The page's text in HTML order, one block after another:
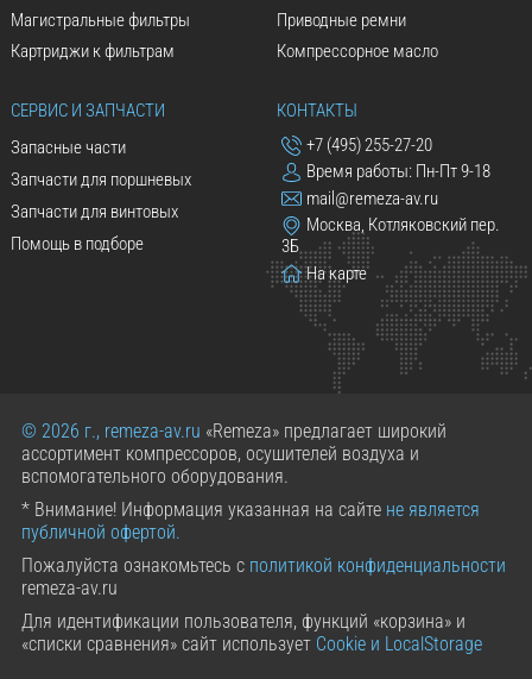
Магистральные фильтры
Картриджи к фильтрам
Приводные ремни
Компрессорное масло
СЕРВИС И ЗАПЧАСТИ
Запасные части
Запчасти для поршневых
Запчасти для винтовых
Помощь в подборе
КОНТАКТЫ
+7 (495) 255-27-20
Время работы: Пн-Пт 9-18
mail@remeza-av.ru
Москва, Котляковский пер.
3Б
На карте
© 2026 г., remeza-av.ru «Remeza» предлагает широкий
ассортимент компрессоров, осушителей воздуха и
вспомогательного оборудования.
* Внимание! Информация указанная на сайте не является
публичной офертой.
Пожалуйста ознакомьтесь с политикой конфиденциальности
remeza-av.ru
Для идентификации пользователя, функций «корзина» и
«списки сравнения» сайт использует Cookie и LocalStorage